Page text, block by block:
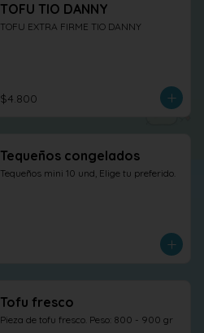
TOFU TIO DANNY
TOFU EXTRA FIRME TIO DANNY
$4.800
Tequeños congelados
Tequeños mini 10 und, Elige tu preferido.
Tofu fresco
Pieza de tofu fresco. Peso: 800 - 900 gr